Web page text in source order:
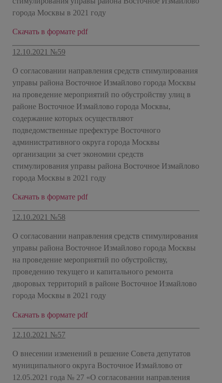
города Москвы в 2021 году
Скачать в формате pdf
12.10.2021 №59
О согласовании направления средств стимулирования
управы района Восточное Измайлово города Москвы
на проведение мероприятий по обустройству улиц в
районе Восточное Измайлово города Москвы,
содержание которых осуществляют
подведомственные префектуре Восточного
административного округа города Москвы
организации за счет экономии средств
стимулирования управы района Восточное Измайлово
города Москвы в 2021 году
Скачать в формате pdf
12.10.2021 №58
О согласовании направления средств стимулирования
управы района Восточное Измайлово города Москвы
на проведение мероприятий по обустройству,
проведению текущего и капитального ремонта
дворовых территорий в районе Восточное Измайлово
города Москвы в 2021 году
Скачать в формате pdf
12.10.2021 №57
О внесении изменений в решение Совета депутатов
муниципального округа Восточное Измайлово от
12.05.2021 года № 27 «О согласовании направления